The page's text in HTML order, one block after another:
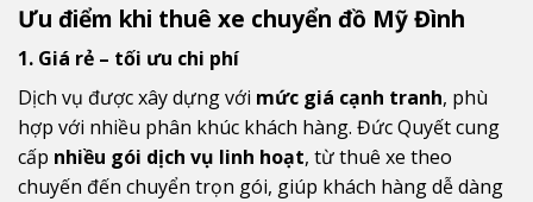
Ưu điểm khi thuê xe chuyển đồ Mỹ Đình
1. Giá rẻ – tối ưu chi phí
Dịch vụ được xây dựng với mức giá cạnh tranh, phù
hợp với nhiều phân khúc khách hàng. Đức Quyết cung
cấp nhiều gói dịch vụ linh hoạt, từ thuê xe theo
chuyến đến chuyển trọn gói, giúp khách hàng dễ dàng